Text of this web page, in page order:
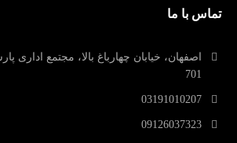
تماس با ما
701
03191010207
09126037323